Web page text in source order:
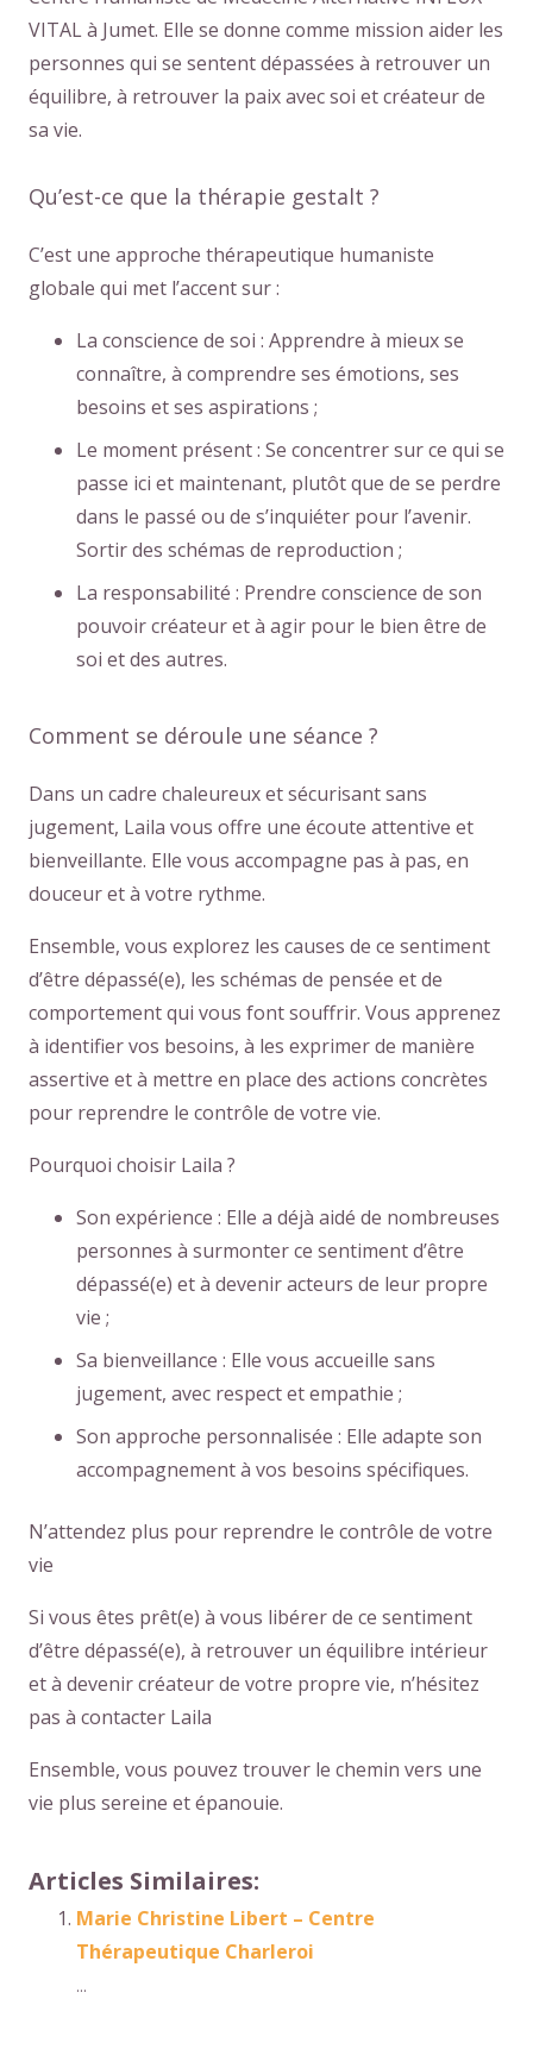
VITAL à Jumet. Elle se donne comme mission aider les
personnes qui se sentent dépassées à retrouver un
équilibre, à retrouver la paix avec soi et créateur de
sa vie.
Qu’est-ce que la thérapie gestalt ?
C’est une approche thérapeutique humaniste
globale qui met l’accent sur :
La conscience de soi : Apprendre à mieux se
connaître, à comprendre ses émotions, ses
besoins et ses aspirations ;
Le moment présent : Se concentrer sur ce qui se
passe ici et maintenant, plutôt que de se perdre
dans le passé ou de s’inquiéter pour l’avenir.
Sortir des schémas de reproduction ;
La responsabilité : Prendre conscience de son
pouvoir créateur et à agir pour le bien être de
soi et des autres.
Comment se déroule une séance ?
Dans un cadre chaleureux et sécurisant sans
jugement, Laila vous offre une écoute attentive et
bienveillante. Elle vous accompagne pas à pas, en
douceur et à votre rythme.
Ensemble, vous explorez les causes de ce sentiment
d’être dépassé(e), les schémas de pensée et de
comportement qui vous font souffrir. Vous apprenez
à identifier vos besoins, à les exprimer de manière
assertive et à mettre en place des actions concrètes
pour reprendre le contrôle de votre vie.
Pourquoi choisir Laila ?
Son expérience : Elle a déjà aidé de nombreuses
personnes à surmonter ce sentiment d’être
dépassé(e) et à devenir acteurs de leur propre
vie ;
Sa bienveillance : Elle vous accueille sans
jugement, avec respect et empathie ;
Son approche personnalisée : Elle adapte son
accompagnement à vos besoins spécifiques.
N’attendez plus pour reprendre le contrôle de votre
vie
Si vous êtes prêt(e) à vous libérer de ce sentiment
d’être dépassé(e), à retrouver un équilibre intérieur
et à devenir créateur de votre propre vie, n’hésitez
pas à contacter Laila
Ensemble, vous pouvez trouver le chemin vers une
vie plus sereine et épanouie.
Articles Similaires:
Marie Christine Libert – Centre
Thérapeutique Charleroi
...